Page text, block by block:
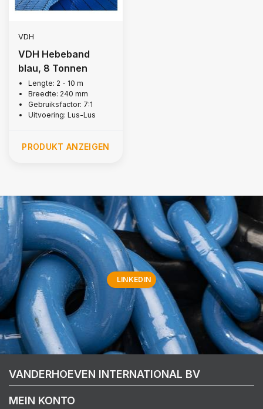
VDH
VDH Hebeband
blau, 8 Tonnen
Lengte: 2 - 10 m
Breedte: 240 mm
Gebruiksfactor: 7:1
Uitvoering: Lus-Lus
PRODUKT ANZEIGEN
LINKEDIN
VANDERHOEVEN INTERNATIONAL BV
MEIN KONTO